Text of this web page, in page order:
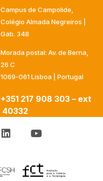
Campus de Campolide,
Colégio Almada Negreiros |
Gab. 348
Morada postal: Av. de Berna,
26 C
1069-061 Lisboa | Portugal
+351 217 908 303 – ext
40332